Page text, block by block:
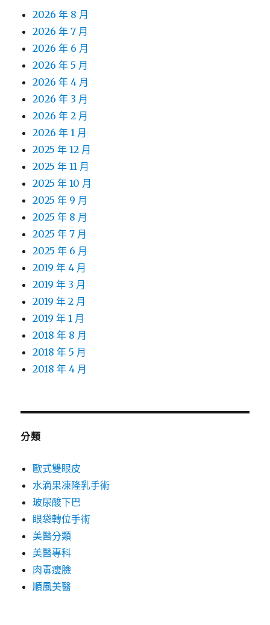
2026 年 8 月
2026 年 7 月
2026 年 6 月
2026 年 5 月
2026 年 4 月
2026 年 3 月
2026 年 2 月
2026 年 1 月
2025 年 12 月
2025 年 11 月
2025 年 10 月
2025 年 9 月
2025 年 8 月
2025 年 7 月
2025 年 6 月
2019 年 4 月
2019 年 3 月
2019 年 2 月
2019 年 1 月
2018 年 8 月
2018 年 5 月
2018 年 4 月
分類
歐式雙眼皮
水滴果凍隆乳手術
玻尿酸下巴
眼袋轉位手術
美醫分類
美醫專科
肉毒瘦臉
順風美醫